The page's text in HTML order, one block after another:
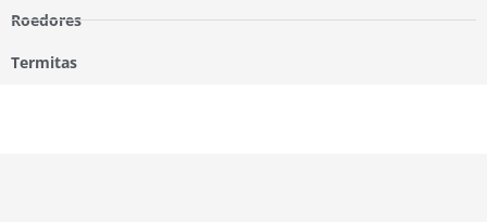
Roedores
Termitas